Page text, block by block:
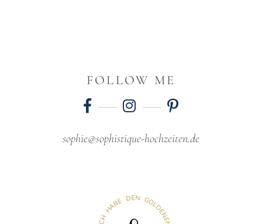
FOLLOW ME
sophie@sophistique-hochzeiten.de
I
C
H
HAB E DENGOL
D
E
N